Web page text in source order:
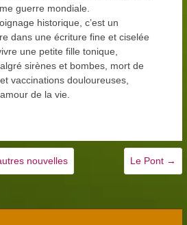
guerre mondiale.
historique, c’est un
dans une écriture fine et ciselée
une petite fille tonique,
sirènes et bombes, mort de
vaccinations douloureuses,
de la vie.
nouvelles Le Pont →